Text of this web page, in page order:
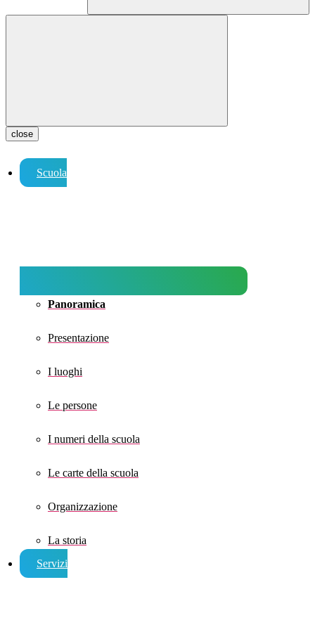
close
Scuola
Panoramica
Presentazione
I luoghi
Le persone
I numeri della scuola
Le carte della scuola
Organizzazione
La storia
Servizi